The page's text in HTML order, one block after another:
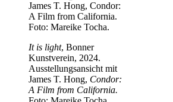
It is light, Bonner
Kunstverein, 2024.
Ausstellungsansicht mit
James T. Hong, Condor:
A Film from California.